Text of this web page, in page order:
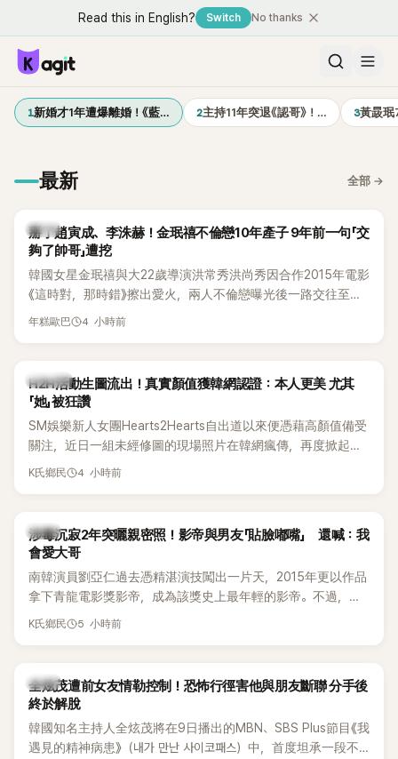
Read this in English? Switch No thanks
1新婚才1年遭爆離婚！《藍… 2主持11年突退《認哥》！… 3黃晸
最新 全部 →
韓星
掰了趙寅成、李洙赫！金珉禧不倫戀10年產子 9年前一句「交
夠了帥哥」遭挖
韓國女星金珉禧與大22歲導演洪常秀洪尚秀因合作2015年電影
《這時對，那時錯》擦出愛火，兩人不倫戀曝光後一路交往至
今，戀情已持續近10年，並於去年迎來兩人的兒子。金珉禧也
首度以演員身分復出。不過，新片尚未上映，她9年前電影中的
一句台詞卻突然被韓網翻出，意外再度掀起熱議。
年糕歐巴 4 小時前
K-POP
H2H活動生圖流出！真實顏值獲韓網認證：本人更美 尤其
「她」被狂讚
SM娛樂新人女團Hearts2Hearts自出道以來便憑藉高顏值備受
關注，近日一組未經修圖的現場照片在韓網瘋傳，再度掀起熱
烈討論，不少看過本人的網友更直呼：「真人比照片還漂亮！」
K氏鄉民 4 小時前
韓星
涉毒沉寂2年突曬親密照！影帝與男友「貼臉嘟嘴」 還喊：我
會愛大哥
南韓演員劉亞仁過去憑精湛演技闖出一片天，2015年更以作品
拿下青龍電影獎影帝，成為該獎史上最年輕的影帝。不過，他
2023年爆出涉毒風波後，演藝事業受到重創，後續又牽扯與男
K氏鄉民 5 小時前
韓星
全炫茂遭前女友情勒控制！恐怖行徑害他與朋友斷聯 分手後
終於解脫
韓國知名主持人全炫茂將在9日播出的MBN、SBS Plus節目《我
遇見的精神病患》（내가 만난 사이코패스）中，首度坦承一段不